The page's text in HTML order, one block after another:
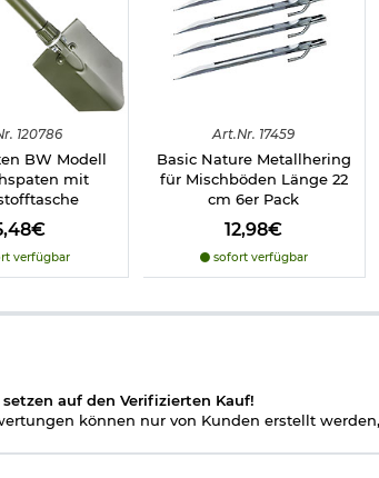
120786
BW Modell
mit
verfügbar
Art.Nr. 17459
Basic Nature Metallhering
für Mischböden Länge 22
cm 6er Pack
12,98€
sofort verfügbar
auf den Verifizierten Kauf!
können nur von Kunden erstellt